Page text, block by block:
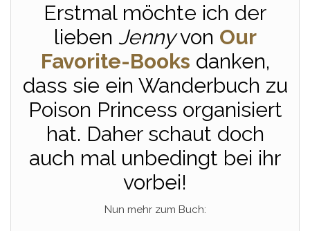
Erstmal möchte ich der
lieben Jennyvon Our
Favorite-Books danken,
dass sie ein Wanderbuch zu
Poison Princess organisiert
hat. Daher schaut doch
auch mal unbedingt bei ihr
vorbei!
Nun mehr zum Buch: